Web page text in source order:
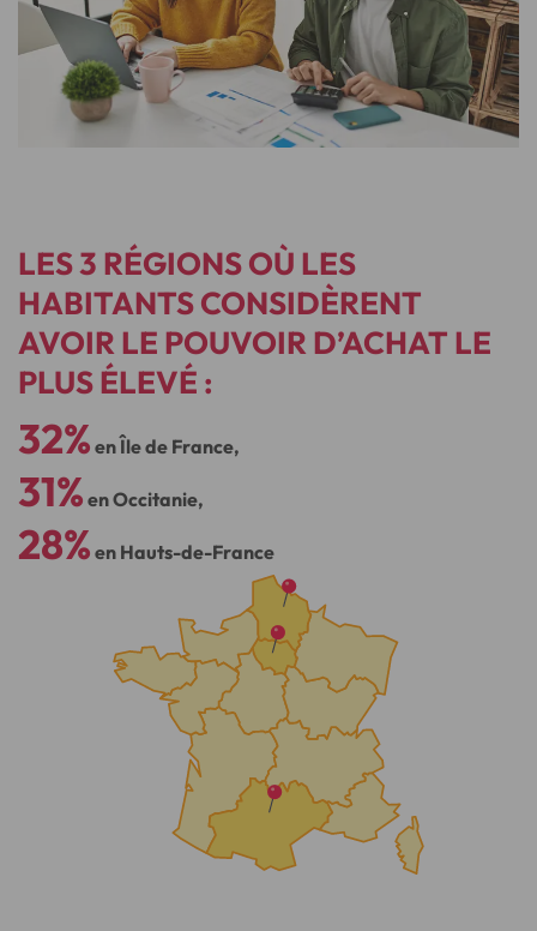
LES 3 RÉGIONS OÙ LES
HABITANTS CONSIDÈRENT
AVOIR LE POUVOIR D’ACHAT LE
PLUS ÉLEVÉ :
32% en Île de France,
31% en Occitanie,
28% en Hauts-de-France